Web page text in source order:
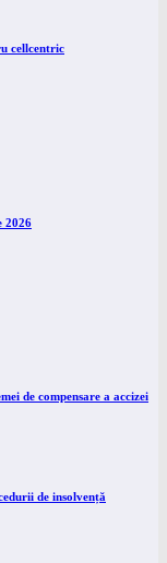
cellcentric
2026
de compensare a accizei
de insolvență